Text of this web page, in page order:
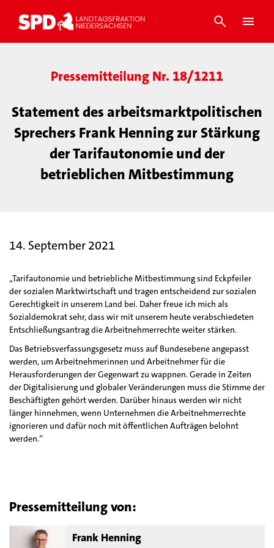
Pressemitteilung Nr. 18/1211
Statement des arbeitsmarktpolitischen
Sprechers Frank Henning zur Stärkung
der Tarifautonomie und der
betrieblichen Mitbestimmung
14. September 2021
„Tarifautonomie und betriebliche Mitbestimmung sind Eckpfeiler
der sozialen Marktwirtschaft und tragen entscheidend zur sozialen
Gerechtigkeit in unserem Land bei. Daher freue ich mich als
Sozialdemokrat sehr, dass wir mit unserem heute verabschiedeten
Entschließungsantrag die Arbeitnehmerrechte weiter stärken.
Das Betriebsverfassungsgesetz muss auf Bundesebene angepasst
werden, um Arbeitnehmerinnen und Arbeitnehmer für die
Herausforderungen der Gegenwart zu wappnen. Gerade in Zeiten
der Digitalisierung und globaler Veränderungen muss die Stimme der
Beschäftigten gehört werden. Darüber hinaus werden wir nicht
länger hinnehmen, wenn Unternehmen die Arbeitnehmerrechte
ignorieren und dafür noch mit öffentlichen Aufträgen belohnt
werden.“
Pressemitteilung von:
Frank Henning